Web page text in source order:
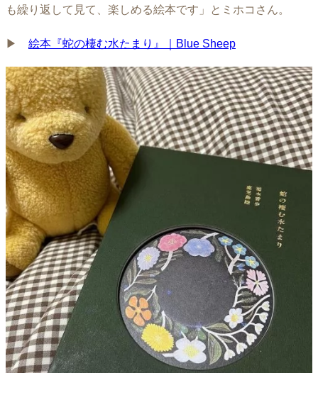
も繰り返して見て、楽しめる絵本です」とミホコさん。
▶︎ 絵本『蛇の棲む水たまり』｜Blue Sheep